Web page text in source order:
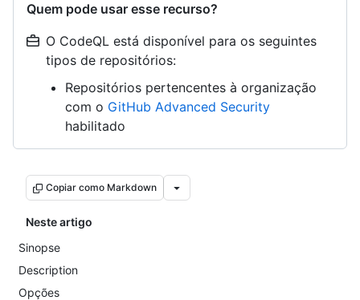
Quem pode usar esse recurso?
O CodeQL está disponível para os seguintes
tipos de repositórios:
Repositórios pertencentes à organização
com o GitHub Advanced Security
habilitado
Copiar como Markdown
Neste artigo
Sinopse
Description
Opções